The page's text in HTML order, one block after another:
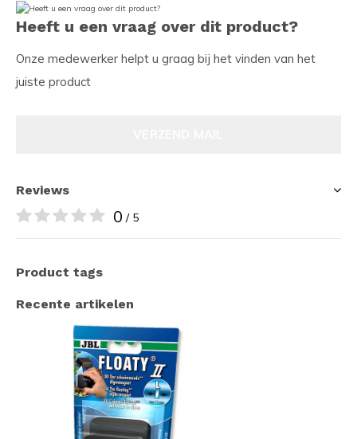
Heeft u een vraag over dit product?
Onze medewerker helpt u graag bij het vinden van het
juiste product
Reviews
0 / 5
Product tags
Recente artikelen